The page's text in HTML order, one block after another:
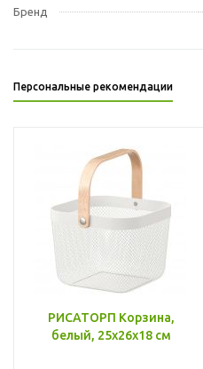
Бренд
Персональные рекомендации
РИСАТОРП Корзина,
белый, 25x26x18 см